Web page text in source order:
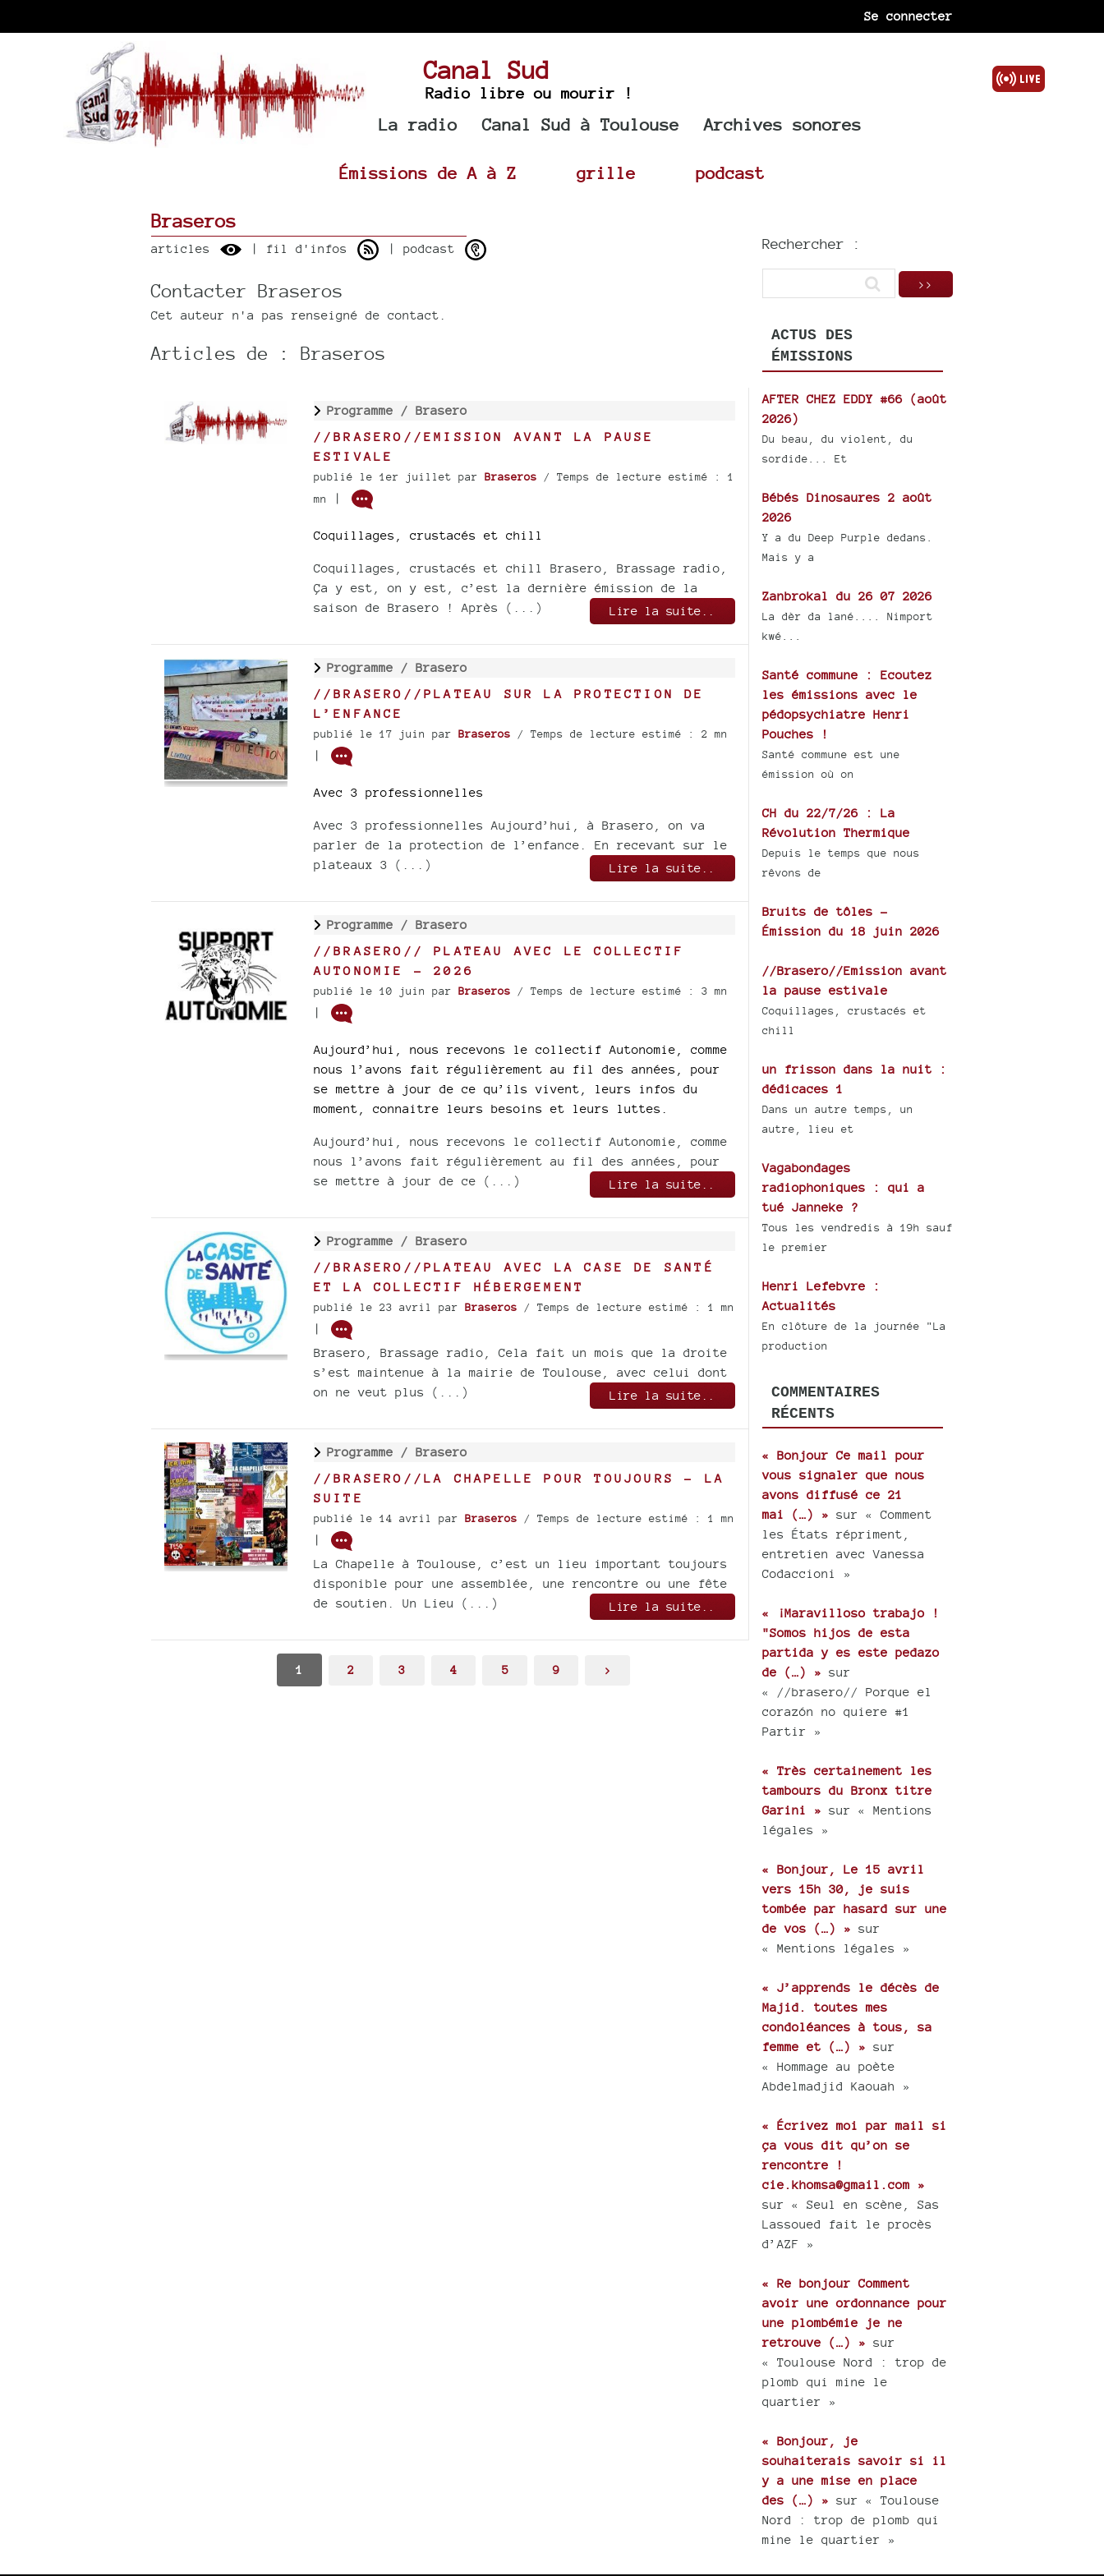
Se connecter
Canal Sud
Radio libre ou mourir !
La radio Canal Sud à Toulouse Archives sonores
Émissions de A à Z grille podcast
Braseros
articles | fil d'infos | podcast
Contacter Braseros
Cet auteur n'a pas renseigné de contact.
Articles de : Braseros
Programme / Brasero
//BRASERO//EMISSION AVANT LA PAUSE
ESTIVALE
publié le 1er juillet par Braseros / Temps de lecture estimé : 1
mn
|
Coquillages, crustacés et chill
Coquillages, crustacés et chill Brasero, Brassage radio,
Ça y est, on y est, c’est la dernière émission de la
saison de Brasero ! Après (...)
Lire la suite..
Programme / Brasero
//BRASERO//PLATEAU SUR LA PROTECTION DE
L’ENFANCE
publié le 17 juin par Braseros / Temps de lecture estimé : 2 mn
|
Avec 3 professionnelles
Avec 3 professionnelles Aujourd’hui, à Brasero, on va
parler de la protection de l’enfance. En recevant sur le
plateaux 3 (...)
Lire la suite..
Programme / Brasero
//BRASERO// PLATEAU AVEC LE COLLECTIF
AUTONOMIE - 2026
publié le 10 juin par Braseros / Temps de lecture estimé : 3 mn
|
Aujourd’hui, nous recevons le collectif Autonomie, comme
nous l’avons fait régulièrement au fil des années, pour
se mettre à jour de ce qu’ils vivent, leurs infos du
moment, connaitre leurs besoins et leurs luttes.
Aujourd’hui, nous recevons le collectif Autonomie, comme
nous l’avons fait régulièrement au fil des années, pour
se mettre à jour de ce (...)
Lire la suite..
Programme / Brasero
//BRASERO//PLATEAU AVEC LA CASE DE SANTÉ
ET LA COLLECTIF HÉBERGEMENT
publié le 23 avril par Braseros / Temps de lecture estimé : 1 mn
|
Brasero, Brassage radio, Cela fait un mois que la droite
s’est maintenue à la mairie de Toulouse, avec celui dont
on ne veut plus (...)
Lire la suite..
Programme / Brasero
//BRASERO//LA CHAPELLE POUR TOUJOURS - LA
SUITE
publié le 14 avril par Braseros / Temps de lecture estimé : 1 mn
|
La Chapelle à Toulouse, c’est un lieu important toujours
disponible pour une assemblée, une rencontre ou une fête
de soutien. Un Lieu (...)
Lire la suite..
1 2 3 4 5 9 >
Rechercher :
ACTUS DES
ÉMISSIONS
AFTER CHEZ EDDY #66 (août
2026)
Du beau, du violent, du
sordide... Et
Bébés Dinosaures 2 août
2026
Y a du Deep Purple dedans.
Mais y a
Zanbrokal du 26 07 2026
La dèr da lané.... Nimport
kwé...
Santé commune : Ecoutez
les émissions avec le
pédopsychiatre Henri
Pouches !
Santé commune est une
émission où on
CH du 22/7/26 : La
Révolution Thermique
Depuis le temps que nous
rêvons de
Bruits de tôles -
Émission du 18 juin 2026
//Brasero//Emission avant
la pause estivale
Coquillages, crustacés et
chill
un frisson dans la nuit :
dédicaces 1
Dans un autre temps, un
autre, lieu et
Vagabondages
radiophoniques : qui a
tué Janneke ?
Tous les vendredis à 19h sauf
le premier
Henri Lefebvre :
Actualités
En clôture de la journée "La
production
COMMENTAIRES
RÉCENTS
« Bonjour Ce mail pour
vous signaler que nous
avons diffusé ce 21
mai (…) » sur « Comment
les États répriment,
entretien avec Vanessa
Codaccioni »
« ¡Maravilloso trabajo !
"Somos hijos de esta
partida y es este pedazo
de (…) » sur
« //brasero// Porque el
corazón no quiere #1
Partir »
« Très certainement les
tambours du Bronx titre
Garini » sur « Mentions
légales »
« Bonjour, Le 15 avril
vers 15h 30, je suis
tombée par hasard sur une
de vos (…) » sur
« Mentions légales »
« J’apprends le décès de
Majid. toutes mes
condoléances à tous, sa
femme et (…) » sur
« Hommage au poète
Abdelmadjid Kaouah »
« Écrivez moi par mail si
ça vous dit qu’on se
rencontre !
cie.khomsa@gmail.com »
sur « Seul en scène, Sas
Lassoued fait le procès
d’AZF »
« Re bonjour Comment
avoir une ordonnance pour
une plombémie je ne
retrouve (…) » sur
« Toulouse Nord : trop de
plomb qui mine le
quartier »
« Bonjour, je
souhaiterais savoir si il
y a une mise en place
des (…) » sur « Toulouse
Nord : trop de plomb qui
mine le quartier »